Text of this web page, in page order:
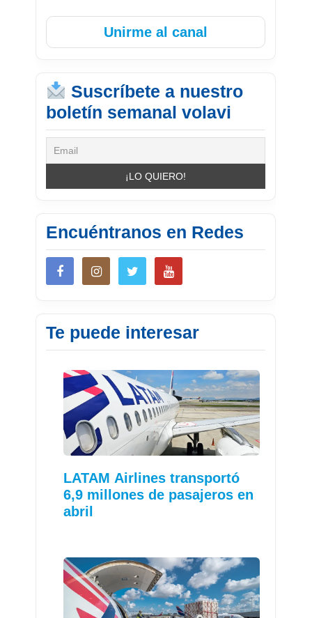
Unirme al canal
Suscríbete a nuestro
boletín semanal volavi
Encuéntranos en Redes
Te puede interesar
LATAM Airlines transportó
6,9 millones de pasajeros en
abril